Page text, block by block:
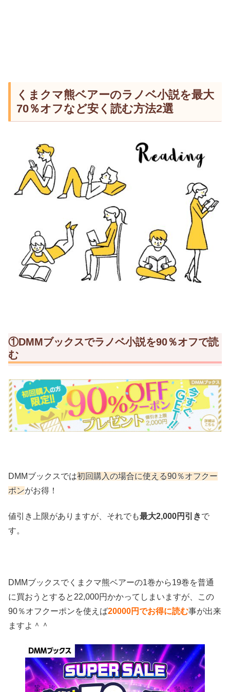
くまクマ熊ベアーのラノベ小説を最大
70％オフなど安く読む方法2選
①DMMブックスでラノベ小説を90％オフで読
む
DMMブックスでは初回購入の場合に使える90％オフクー
ポンがお得！
値引き上限がありますが、それでも最大2,000円引きで
す。
DMMブックスでくまクマ熊ベアーの1巻から19巻を普通
に買おうとすると22,000円かかってしまいますが、この
90％オフクーポンを使えば20000円でお得に読む事が出来
ますよ＾＾